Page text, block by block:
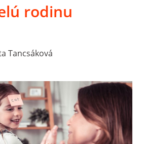
rodinu
Tancsáková